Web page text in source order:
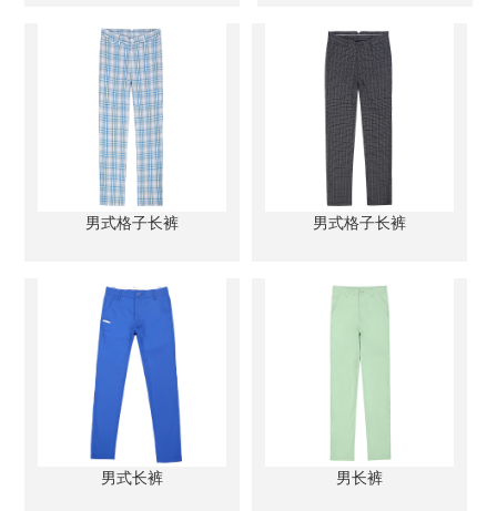
男式格子长裤 男式格子长裤
男式长裤 男长裤